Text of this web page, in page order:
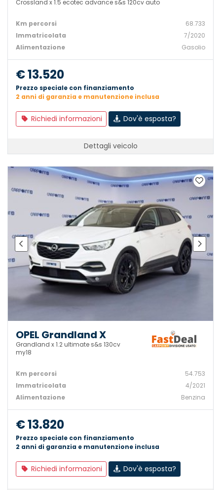
Crossland x 1.5 ecotec advance s&s 120cv auto
Km percorsi
68.733
Immatricolata
7/2020
Alimentazione
Gasolio
€ 13.520
Prezzo speciale con finanziamento
2 anni di garanzia e manutenzione inclusa
Richiedi informazioni Dov'è esposta?
Dettagli veicolo
OPEL Grandland X
Grandland x 1.2 ultimate s&s 130cv
my18
Km percorsi
54.753
Immatricolata
4/2021
Alimentazione
Benzina
€ 13.820
Prezzo speciale con finanziamento
2 anni di garanzia e manutenzione inclusa
Richiedi informazioni Dov'è esposta?